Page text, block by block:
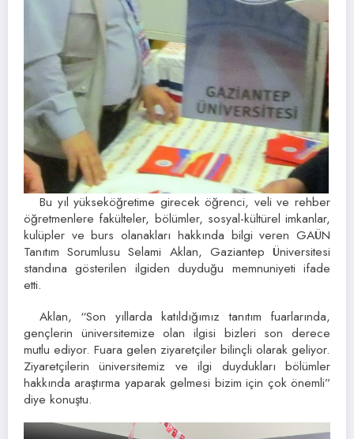
Bu yıl yükseköğretime girecek öğrenci, veli ve rehber
öğretmenlere fakülteler, bölümler, sosyal-kültürel imkanlar,
kulüpler ve burs olanakları hakkında bilgi veren GAÜN
Tanıtım Sorumlusu Selami Aklan, Gaziantep Üniversitesi
standına gösterilen ilgiden duyduğu memnuniyeti ifade
etti.
Aklan, “Son yıllarda katıldığımız tanıtım fuarlarında,
gençlerin üniversitemize olan ilgisi bizleri son derece
mutlu ediyor. Fuara gelen ziyaretçiler bilinçli olarak geliyor.
Ziyaretçilerin üniversitemiz ve ilgi duydukları bölümler
hakkında araştırma yaparak gelmesi bizim için çok önemli”
diye konuştu.